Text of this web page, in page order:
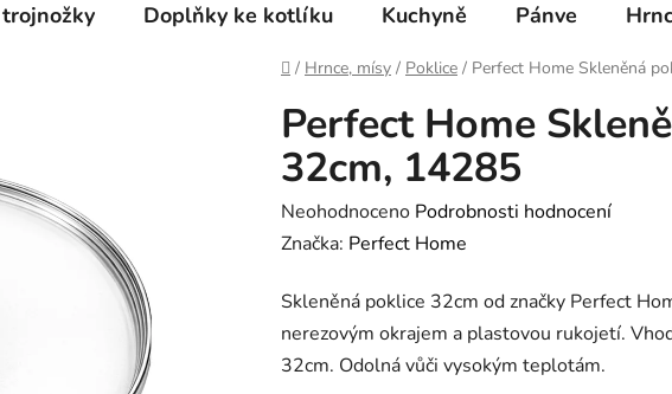
Doplňky ke kotlíku Kuchyně Pánve
Domů
/ Hrnce, mísy / Poklice / Perfect Home Skleněná
Perfect Home
32cm, 14285
Průměrné
hodnocení
je
0,0
z
Neohodnoceno Podrobnosti hodnocení
Značka: Perfect Home
Skleněná poklice 32cm od značky Perfect
nerezovým okrajem a plastovou rukojetí.
32cm. Odolná vůči vysokým teplotám.